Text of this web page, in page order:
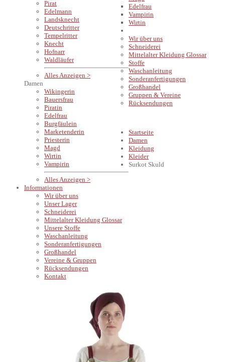
Pirat
Edelmann
Landsknecht
Deutschritter
Tempelritter
Knecht
Hofnarr
Waldläufer
Alles Anzeigen >
Damen
Wikingerin
Bauersfrau
Piratin
Edelfrau
Burgfäulein
Marketenderin
Priesterin
Magd
Wirtin
Vampirin
Alles Anzeigen >
Informationen
Wir über uns
Unser Lager
Schneiderei
Mittelalter Kleidung Glossar
Unsere Stoffe
Waschanleitung
Sonderanfertigungen
Großhandel
Vereine & Gruppen
Rücksendungen
Kontakt
Edelfrau
Vampirin
Wirtin
Wir über uns
Schneiderei
Mittelalter Kleidung Glossar
Stoffe
Waschanleitung
Sonderanfertigungen
Großhandel
Gruppen & Vereine
Rücksendungen
Startseite
Damen
Kleidung
Kleider
Surkot Skuld